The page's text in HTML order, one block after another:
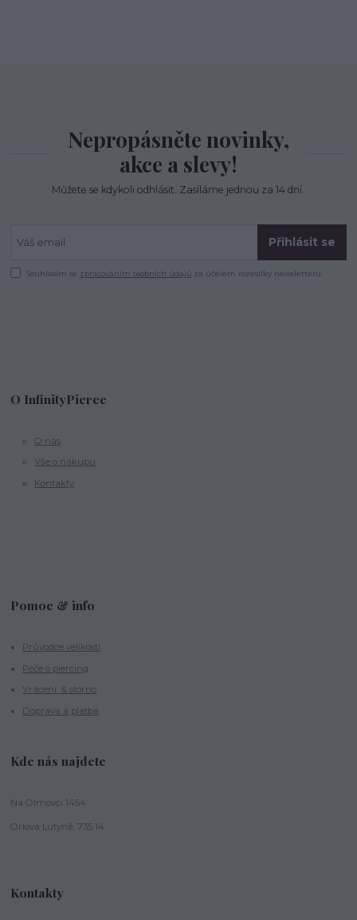
Nepropásněte novinky,
akce a slevy!
Můžete se kdykoli odhlásit. Zasíláme jednou za 14 dní.
Přihlásit se
Souhlasím se zpracováním osobních údajů za účelem rozesílky newsletteru.
O InfinityPierce
O nás
Vše o nákupu
Kontakty
Pomoc & info
Průvodce velikostí
Péče o piercing
Vrácení & storno
Doprava a platba
Kde nás najdete
Na Olmovci 1454
Orlová Lutyně, 735 14
Kontakty